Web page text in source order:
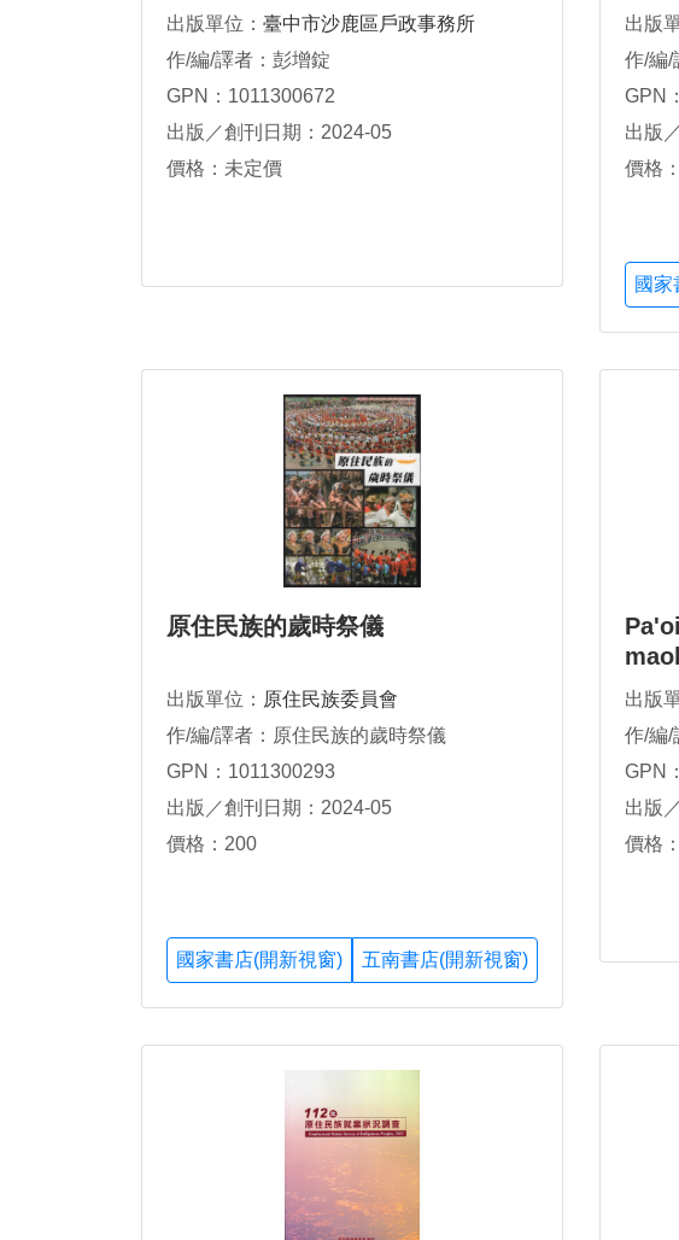
出版單位： 臺中市沙鹿區戶政事務所
作/編/譯者：彭增錠
GPN：1011300672
出版／創刊日期：2024-05
價格：未定價
出版
作/編/
GPN
出版
價格
國家
原住民族的歲時祭儀
出版單位： 原住民族委員會
作/編/譯者：原住民族的歲時祭儀
GPN：1011300293
出版／創刊日期：2024-05
價格：200
國家書店(開新視窗) 五南書店(開新視窗)
出版
作/編/
GPN
出版
價格